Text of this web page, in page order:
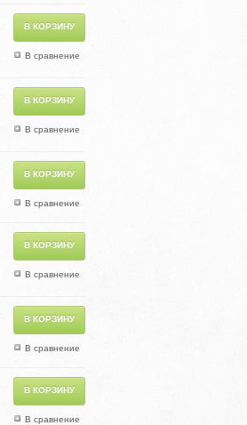
В сравнение
В сравнение
В сравнение
В сравнение
В сравнение
В сравнение